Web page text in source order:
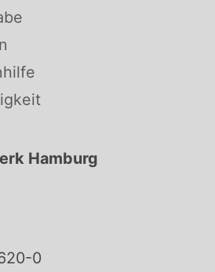
Hamburg
0